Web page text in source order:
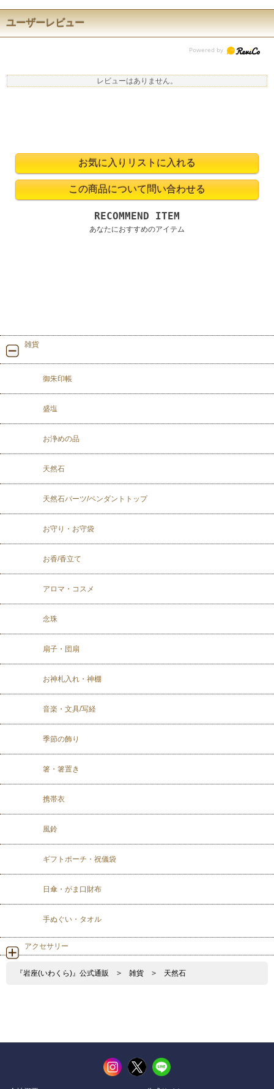
ユーザーレビュー
レビューはありません。
RECOMMEND ITEM
あなたにおすすめのアイテム
雑貨
御朱印帳
盛塩
お浄めの品
天然石
天然石パーツ/ペンダントトップ
お守り・お守袋
お香/香立て
アロマ・コスメ
念珠
扇子・団扇
お神札入れ・神棚
音楽・文具/写経
季節の飾り
箸・箸置き
携帯衣
風鈴
ギフトポーチ・祝儀袋
日傘・がま口財布
手ぬぐい・タオル
アクセサリー
『岩座(いわくら)』公式通販 > 雑貨 > 天然石